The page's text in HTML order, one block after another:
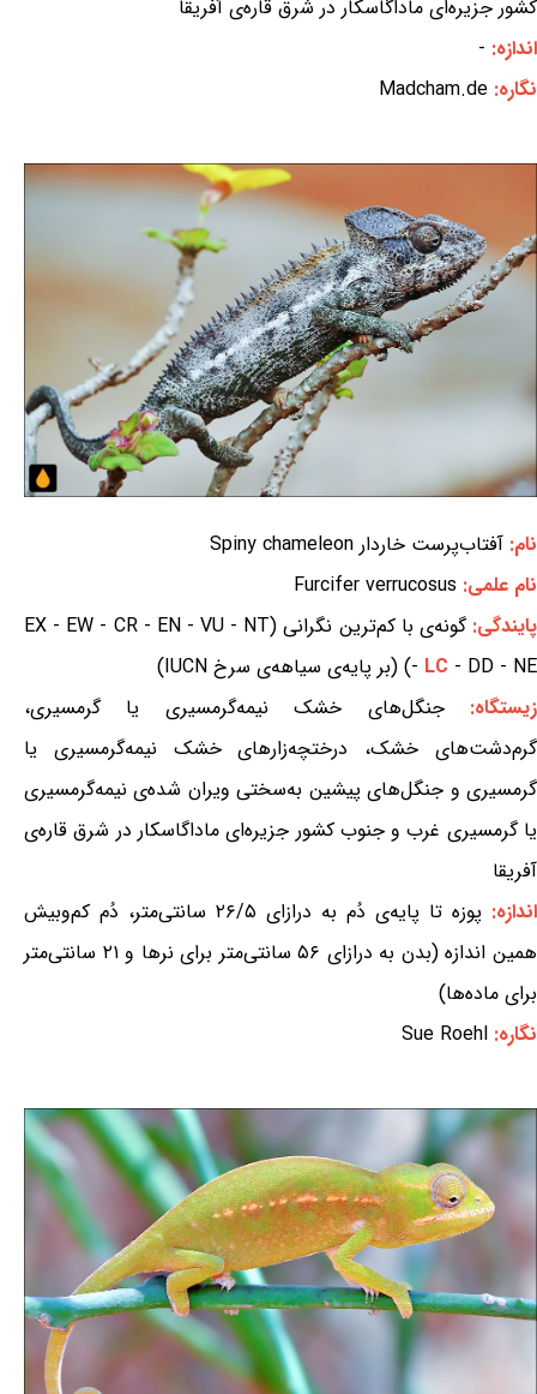
کشور جزیره‌ای ماداگاسکار در شرق قاره‌ی آفریقا
اندازه: -
نگاره: Madcham.de
نام: آفتاب‌پرست خاردار Spiny chameleon
نام علمی: Furcifer verrucosus
پایندگی:
گونه‌ی با کم‌ترین نگرانی (EX - EW - CR - EN - VU - NT
- LC - DD - NE) (بر پایه‌ی سیاهه‌ی سرخ IUCN)
زیستگاه:جنگل‌های خشک نیمه‌گرمسیری یا گرمسیری،
گرم‌دشت‌های خشک، درختچه‌زارهای خشک نیمه‌گرمسیری یا
گرمسیری و جنگل‌های پیشین به‌سختی ویران شده‌ی نیمه‌گرمسیری
یا گرمسیری غرب و جنوب کشور جزیره‌ای ماداگاسکار در شرق قاره‌ی
آفریقا
اندازه:
پوزه تا پایه‌ی دُم به درازای ۲۶/۵ سانتی‌متر، دُم کم‌وبیش
همین اندازه (بدن به درازای ۵۶ سانتی‌متر برای نرها و ۲۱ سانتی‌متر
برای ماده‌ها)
نگاره: Sue Roehl